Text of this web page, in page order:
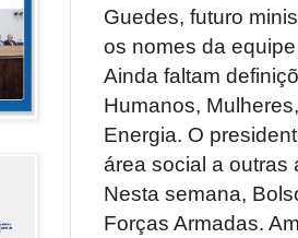
Guedes, futuro
os nomes da
Ainda faltam
Humanos,
Energia. O
área social a outras
Nesta semana,
Forças Armadas.